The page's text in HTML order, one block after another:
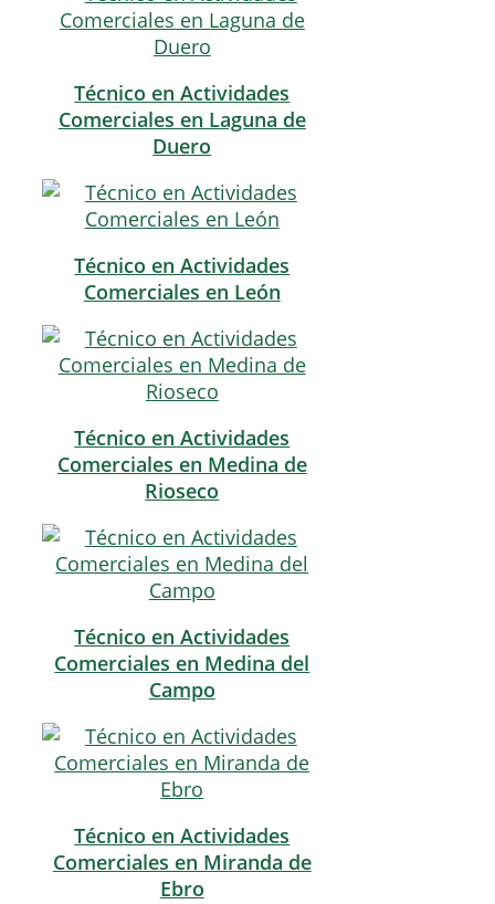
Técnico en Actividades
Comerciales en Laguna de
Duero
Técnico en Actividades
Comerciales en León
Técnico en Actividades
Comerciales en Medina de
Rioseco
Técnico en Actividades
Comerciales en Medina del
Campo
Técnico en Actividades
Comerciales en Miranda de
Ebro